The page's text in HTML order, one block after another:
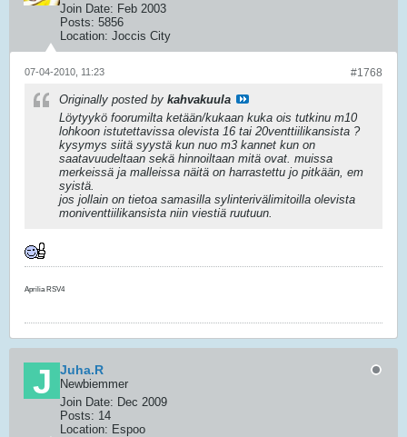
Join Date: Feb 2003
Posts: 5856
Location: Joccis City
#1768
07-04-2010, 11:23
Originally posted by kahvakuula
Löytyykö foorumilta ketään/kukaan kuka ois tutkinu m10
lohkoon istutettavissa olevista 16 tai 20venttiilikansista ?
kysymys siitä syystä kun nuo m3 kannet kun on
saatavuudeltaan sekä hinnoiltaan mitä ovat. muissa
merkeissä ja malleissa näitä on harrastettu jo pitkään, em
syistä.
jos jollain on tietoa samasilla sylinterivälimitoilla olevista
moniventtiilikansista niin viestiä ruutuun.
Aprilia RSV4
Juha.R
Newbiemmer
Join Date: Dec 2009
Posts: 14
Location: Espoo